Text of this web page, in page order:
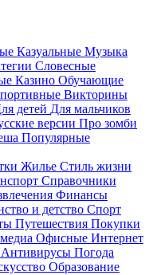
Казуальные Музыка
Словесные
Казино Обучающие
Викторины
детей Для мальчиков
версии Про зомби
Популярные
Жилье Стиль жизни
Справочники
Финансы
и детство Спорт
Путешествия Покупки
Офисные Интернет
Антивирусы Погода
Образование